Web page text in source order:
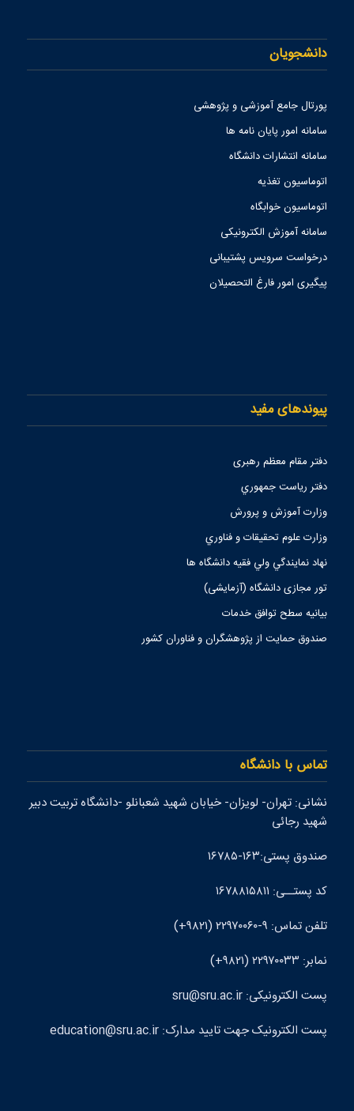
دانشجویان
پورتال جامع آموزشی و پژوهشی
سامانه امور پایان نامه ها
سامانه انتشارات دانشگاه
اتوماسیون تغذیه
اتوماسیون خوابگاه
سامانه آموزش الکترونیکی
درخواست سرویس پشتیبانی
پیگیری امور فارغ التحصیلان
پیوندهای مفید
دفتر مقام معظم رهبری
دفتر رياست جمهوري
وزارت آموزش و پرورش
وزارت علوم تحقيقات و فناوري
نهاد نمايندگي ولي فقيه دانشگاه ها
تور مجازی دانشگاه (آزمایشی)
بیانیه سطح توافق خدمات
صندوق حمايت از پژوهشگران و فناوران كشور
تماس با دانشگاه
نشانی: تهران- لويزان- خيابان شهيد شعبانلو -دانشگاه تربيت دبير
شهيد رجائی
صندوق پستی:۱۶۳-۱۶۷۸۵
کد پستــی: ۱۶۷۸۸۱۵۸۱۱
تلفن تماس: ۹-۲۲۹۷۰۰۶۰ (۹۸۲۱+)
نمابر: ۲۲۹۷۰۰۳۳ (۹۸۲۱+)
پست الکترونيکی: sru@sru.ac.ir
پست الکترونيک جهت تایید مدارک: education@sru.ac.ir